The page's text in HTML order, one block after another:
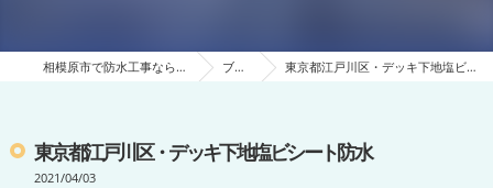
相模原市で防水工事ならERUNAS ブログ 東京都江戸川区・デッキ下地塩ビシート防水
東京都江戸川区・デッキ下地塩ビシート防水
2021/04/03